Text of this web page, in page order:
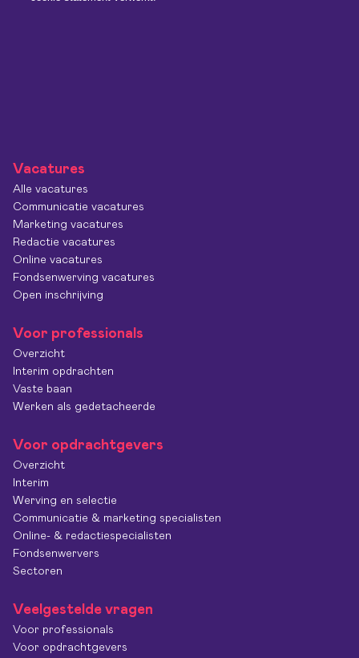
Vacatures
Alle vacatures
Communicatie vacatures
Marketing vacatures
Redactie vacatures
Online vacatures
Fondsenwerving vacatures
Open inschrijving
Voor professionals
Overzicht
Interim opdrachten
Vaste baan
Werken als gedetacheerde
Voor opdrachtgevers
Overzicht
Interim
Werving en selectie
Communicatie & marketing specialisten
Online- & redactiespecialisten
Fondsenwervers
Sectoren
Veelgestelde vragen
Voor professionals
Voor opdrachtgevers